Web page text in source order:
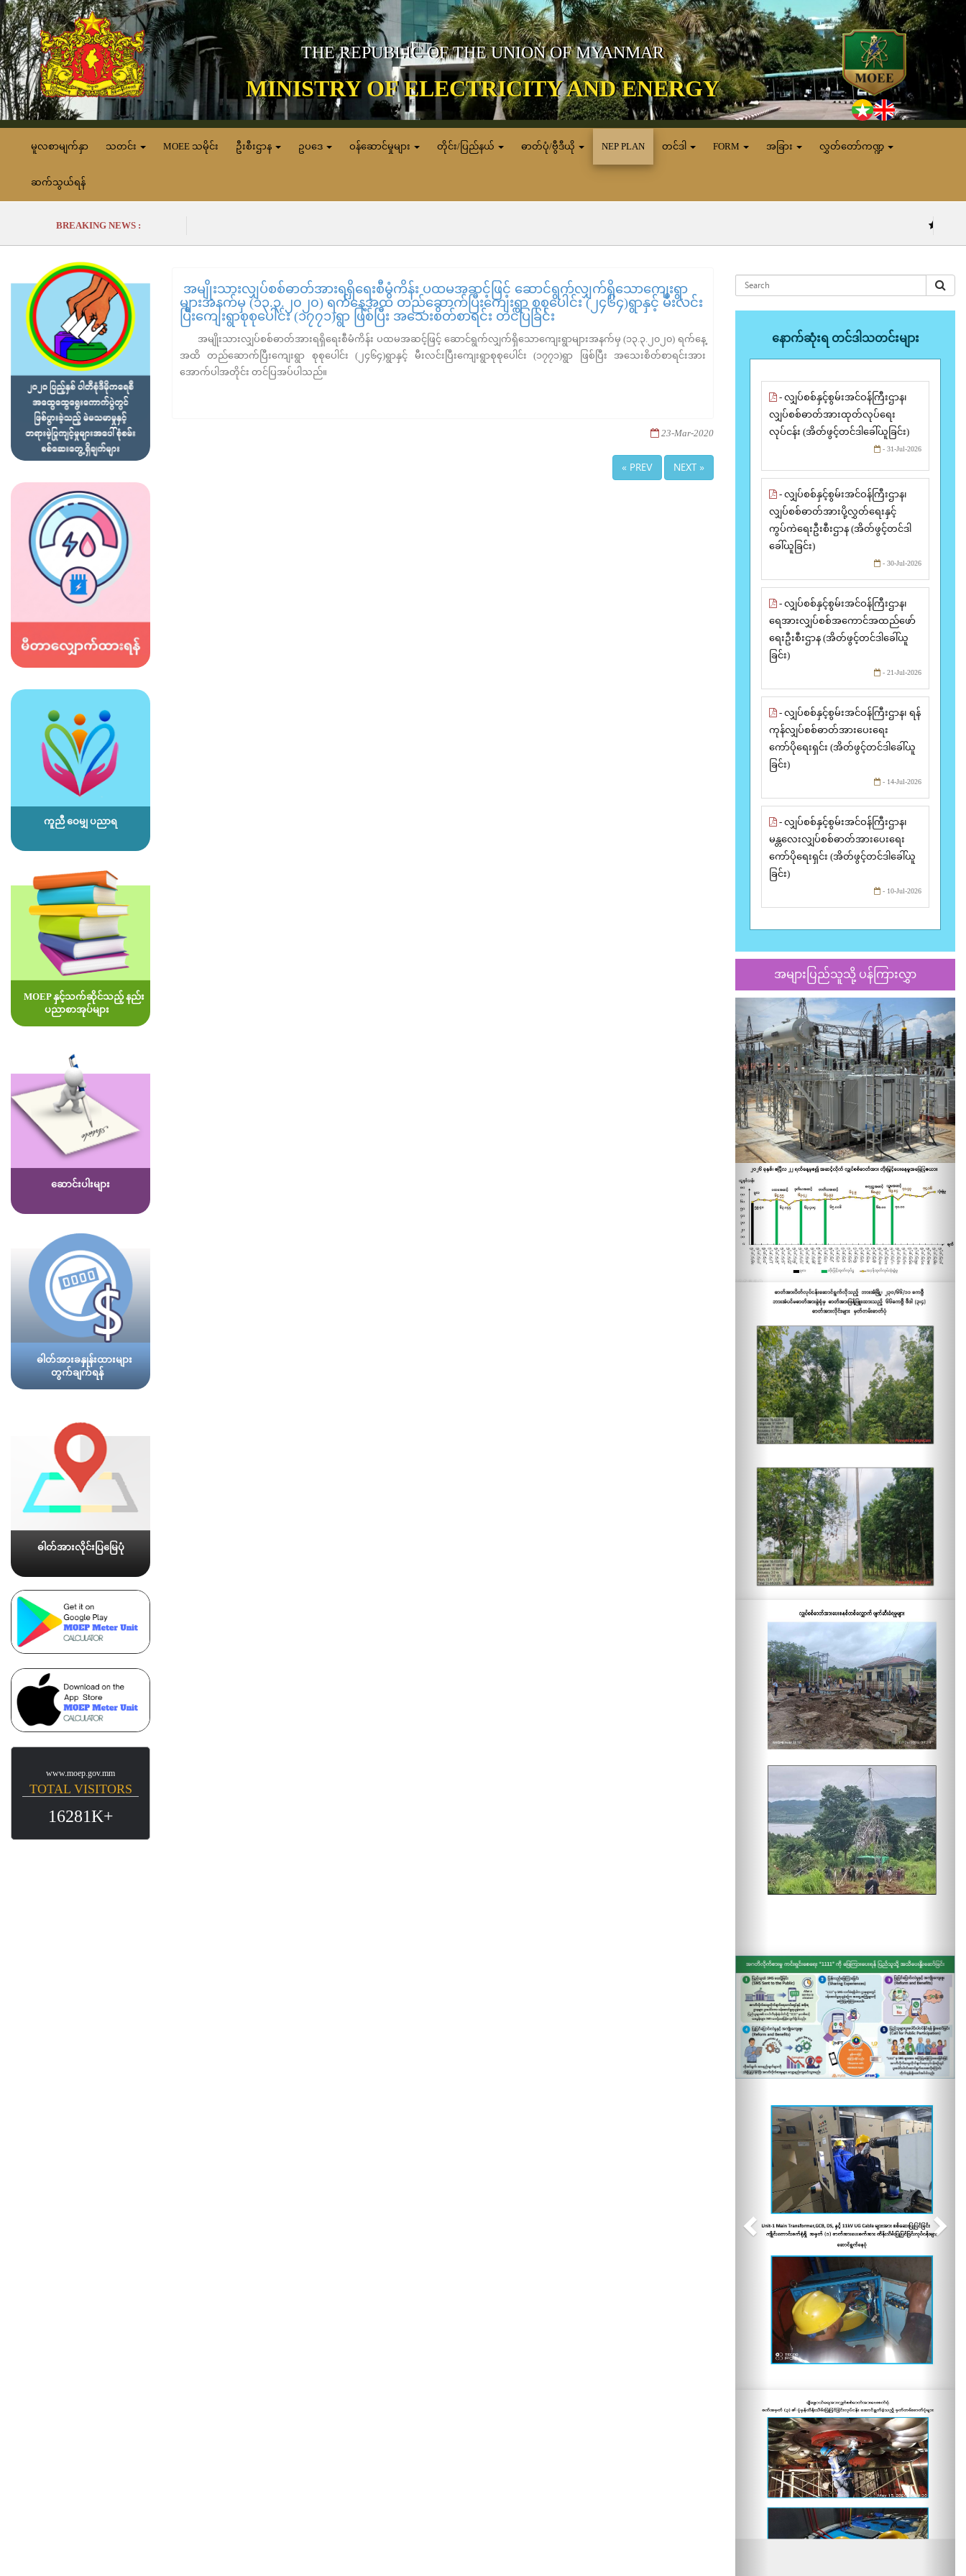
THE REPUBLIC OF THE UNION OF MYANMAR
MINISTRY OF ELECTRICITY AND ENERGY
မူလစာမျက်နှာ သတင်း MOEE သမိုင်း ဦးစီးဌာန ဥပဒေ ဝန်ဆောင်မှုများ တိုင်း/ပြည်နယ် ဓာတ်ပုံ/ဗွီဒီယို NEP PLAN တင်ဒါ FORM အခြား လွှတ်တော်ကဏ္ဍ
ဆက်သွယ်ရန်
BREAKING NEWS : (၅.၈.၂၀၂၆) ရ
ကူညီ ဝေမျှ ပညာရ
MOEP နှင့်သက်ဆိုင်သည့် နည်း
ပညာစာအုပ်များ
ဆောင်းပါးများ
ဓါတ်အားခနှုန်းထားများ
တွက်ချက်ရန်
ဓါတ်အားလိုင်းပြမြေပုံ
www.moep.gov.mm
TOTAL VISITORS
16281K+
အမျိုးသားလျှပ်စစ်ဓာတ်အားရရှိရေးစီမံကိန်း ပထမအဆင့်ဖြင့် ဆောင်ရွက်လျှက်ရှိသောကျေးရွာ
များအနက်မှ (၁၃.၃.၂၀၂၀) ရက်နေ့အထိ တည်ဆောက်ပြီးကျေးရွာ စုစုပေါင်း (၂၄၆၄)ရွာနှင့် မီးလင်း
ပြီးကျေးရွာစုစုပေါင်း (၁၇၇၁)ရွာ ဖြစ်ပြီး အသေးစိတ်စာရင်း တင်ပြခြင်း
အမျိုးသားလျှပ်စစ်ဓာတ်အားရရှိရေးစီမံကိန်း ပထမအဆင့်ဖြင့် ဆောင်ရွက်လျှက်ရှိသောကျေးရွာများအနက်မှ (၁၃.၃.၂၀၂၀) ရက်နေ့
အထိ တည်ဆောက်ပြီးကျေးရွာ စုစုပေါင်း (၂၄၆၄)ရွာနှင့် မီးလင်းပြီးကျေးရွာစုစုပေါင်း (၁၇၇၁)ရွာ ဖြစ်ပြီး အသေးစိတ်စာရင်းအား
အောက်ပါအတိုင်း တင်ပြအပ်ပါသည်။
23-Mar-2020
« PREV NEXT »
နောက်ဆုံးရ တင်ဒါသတင်းများ
- လျှပ်စစ်နှင့်စွမ်းအင်ဝန်ကြီးဌာန၊
လျှပ်စစ်ဓာတ်အားထုတ်လုပ်ရေး
လုပ်ငန်း (အိတ်ဖွင့်တင်ဒါခေါ်ယူခြင်း)
- 31-Jul-2026
- လျှပ်စစ်နှင့်စွမ်းအင်ဝန်ကြီးဌာန၊
လျှပ်စစ်ဓာတ်အားပို့လွှတ်ရေးနှင့်
ကွပ်ကဲရေးဦးစီးဌာန (အိတ်ဖွင့်တင်ဒါ
ခေါ်ယူခြင်း)
- 30-Jul-2026
- လျှပ်စစ်နှင့်စွမ်းအင်ဝန်ကြီးဌာန၊
ရေအားလျှပ်စစ်အကောင်အထည်ဖော်
ရေးဦးစီးဌာန (အိတ်ဖွင့်တင်ဒါခေါ်ယူ
ခြင်း)
- 21-Jul-2026
- လျှပ်စစ်နှင့်စွမ်းအင်ဝန်ကြီးဌာန၊ ရန်
ကုန်လျှပ်စစ်ဓာတ်အားပေးရေး
ကော်ပိုရေးရှင်း (အိတ်ဖွင့်တင်ဒါခေါ်ယူ
ခြင်း)
- 14-Jul-2026
- လျှပ်စစ်နှင့်စွမ်းအင်ဝန်ကြီးဌာန၊
မန္တလေးလျှပ်စစ်ဓာတ်အားပေးရေး
ကော်ပိုရေးရှင်း (အိတ်ဖွင့်တင်ဒါခေါ်ယူ
ခြင်း)
- 10-Jul-2026
အများပြည်သူသို့ ပန်ကြားလွှာ
Previous Next